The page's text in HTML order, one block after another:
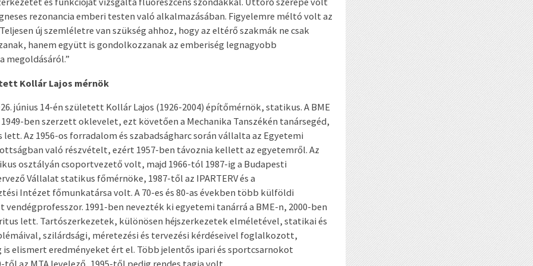
rezonancia emberi testen való alkalmazásában. Figyelemre méltó volt az
új szemléletre van szükség ahhoz, hogy az eltérő szakmák ne csak
hanem együtt is gondolkozzanak az emberiség legnagyobb
megoldásáról.”
Kollár Lajos mérnök
június 14-én született Kollár Lajos (1926-2004) építőmérnök, statikus. A BME
ben szerzett oklevelet, ezt követően a Mechanika Tanszékén tanársegéd,
lett. Az 1956-os forradalom és szabadságharc során vállalta az Egyetemi
való részvételt, ezért 1957-ben távoznia kellett az egyetemről. Az
osztályán csoportvezető volt, majd 1966-tól 1987-ig a Budapesti
Vállalat statikus főmérnöke, 1987-től az IPARTERV és a
Intézet főmunkatársa volt. A 70-es és 80-as években több külföldi
vendégprofesszor. 1991-ben nevezték ki egyetemi tanárrá a BME-n, 2000-ben
lett. Tartószerkezetek, különösen héjszerkezetek elméletével, statikai és
szilárdsági, méretezési és tervezési kérdéseivel foglalkozott,
elismert eredményeket ért el. Több jelentős ipari és sportcsarnokot